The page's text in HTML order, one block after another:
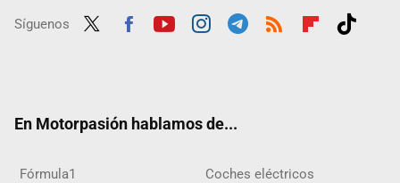
Síguenos
En Motorpasión hablamos de...
Fórmula1 Coches eléctricos